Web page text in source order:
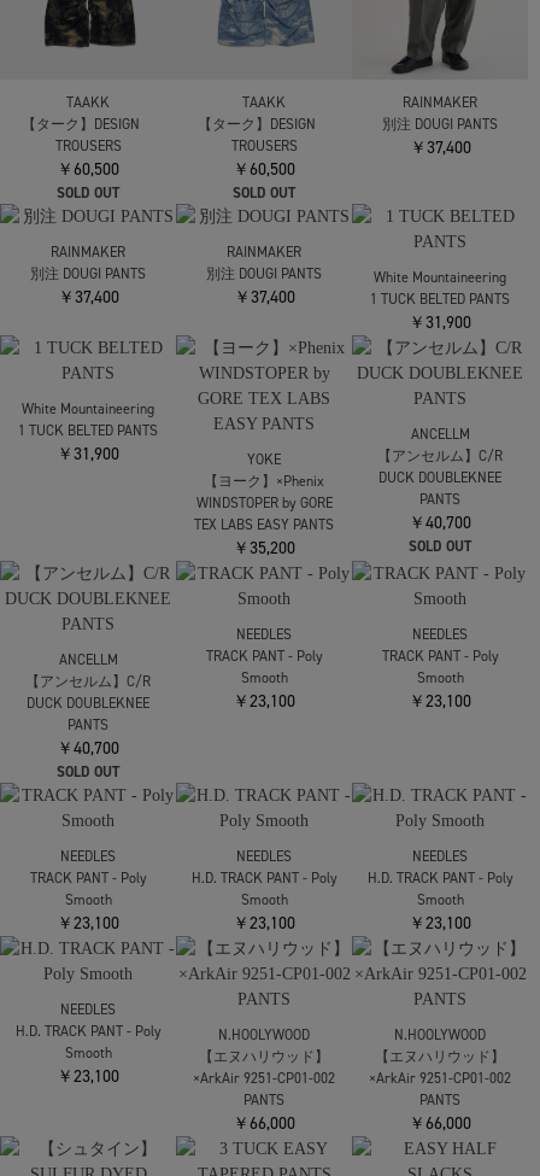
￥46,200 ￥53,900 ￥53,900
COMME des GARCONS
HOMME
【コムデギャルソンオ
ム】HP-P012-051
PANTS
COMME des GARCONS
HOMME
【コムデギャルソンオ
ム】HP-P012-051
PANTS
TAAKK
【ターク】DESIGN
TROUSERS
￥60,500
SOLD OUT
TAAKK
【ターク】DESIGN
TROUSERS
￥60,500
SOLD OUT
RAINMAKER
別注 DOUGI PANTS
￥37,400
RAINMAKER
￥37,400
RAINMAKER
別注 DOUGI PANTS
￥37,400
White Mountaineering
1 TUCK BELTED PANTS
￥31,900
1 TUCK BELTED PANTS
￥31,900
【ヨーク】×Phenix
WINDSTOPER by GORE
TEX LABS EASY PANTS
￥35,200
【アンセルム】C/R
DUCK DOUBLEKNEE
PANTS
￥40,700
SOLD OUT
ANCELLM
【アンセルム】C/R
DUCK DOUBLEKNEE
SOLD OUT
NEEDLES
TRACK PANT - Poly
Smooth
￥23,100
NEEDLES
TRACK PANT - Poly
Smooth
￥23,100